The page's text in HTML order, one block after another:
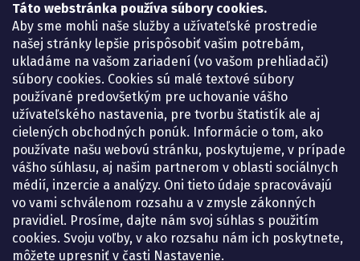
Táto webstránka používa súbory cookies.
Aby sme mohli naše služby a užívateľské prostredie
našej stránky lepšie prispôsobiť vašim potrebám,
ukladáme na vašom zariadení (vo vašom prehliadači)
súbory cookies. Cookies sú malé textové súbory
používané predovšetkým pre uchovanie vášho
užívateľského nastavenia, pre tvorbu štatistík ale aj
cielených obchodných ponúk. Informácie o tom, ako
používate našu webovú stránku, poskytujeme, v prípade
vášho súhlasu, aj našim partnerom v oblasti sociálnych
médií, inzercie a analýzy. Oni tieto údaje spracovávajú
vo vami schválenom rozsahu a v zmysle zákonných
pravidiel. Prosíme, dajte nám svoj súhlas s použitím
cookies. Svoju voľby, v ako rozsahu nám ich poskytnete,
môžete upresniť v časti Nastavenie.
Lekáreň ADONAI
Košice – Smetanova 2
Pondelok:
07.30 – 15.30 h.
Utorok:
07.30 – 16.00 h.
Streda:
07.30 – 16.00 h.
Štvrtok:
07.30 – 15.30 h.
Piatok:
07.30 – 15.30 h.
KONTAKT
eshop@lekarenadonai.sk
+421 948 203 203
Nájdete nás na Facebooku.
lekarenadonai/